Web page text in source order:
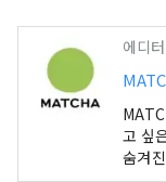
에디터
고 싶
숨겨